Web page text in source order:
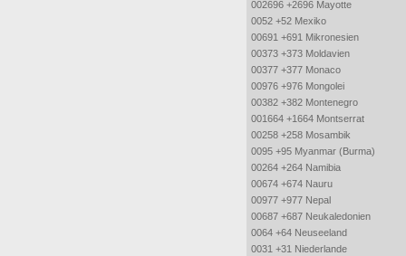
002696 +2696 Mayotte
0052 +52 Mexiko
00691 +691 Mikronesien
00373 +373 Moldavien
00377 +377 Monaco
00976 +976 Mongolei
00382 +382 Montenegro
001664 +1664 Montserrat
00258 +258 Mosambik
0095 +95 Myanmar (Burma)
00264 +264 Namibia
00674 +674 Nauru
00977 +977 Nepal
00687 +687 Neukaledonien
0064 +64 Neuseeland
0031 +31 Niederlande